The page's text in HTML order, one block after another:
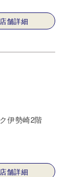
店舗詳細
伊勢崎2階
店舗詳細